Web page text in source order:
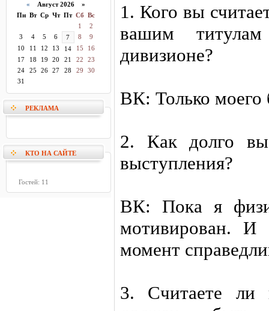
« Август 2026 »
Пн Вт Ср Чт Пт Сб Вс
1
2
3
4 5 6 7 8
9
10
11 12 13 14 15
16
17
18 19 20 21 22
23
24
25 26 27 28 29
30
31
РЕКЛАМА
КТО НА САЙТЕ
Гостей: 11
1. Кого вы
вашим
дивизионе?
ВК: Только моего
2. Как долго вы
выступления?
ВК: Пока я
мотивирован.
момент
3. Считаете ли